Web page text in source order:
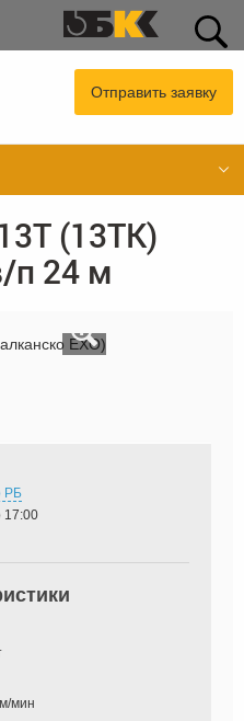
Отправить заявку
(13ТК)
п 24 м
РБ
17:00
мин